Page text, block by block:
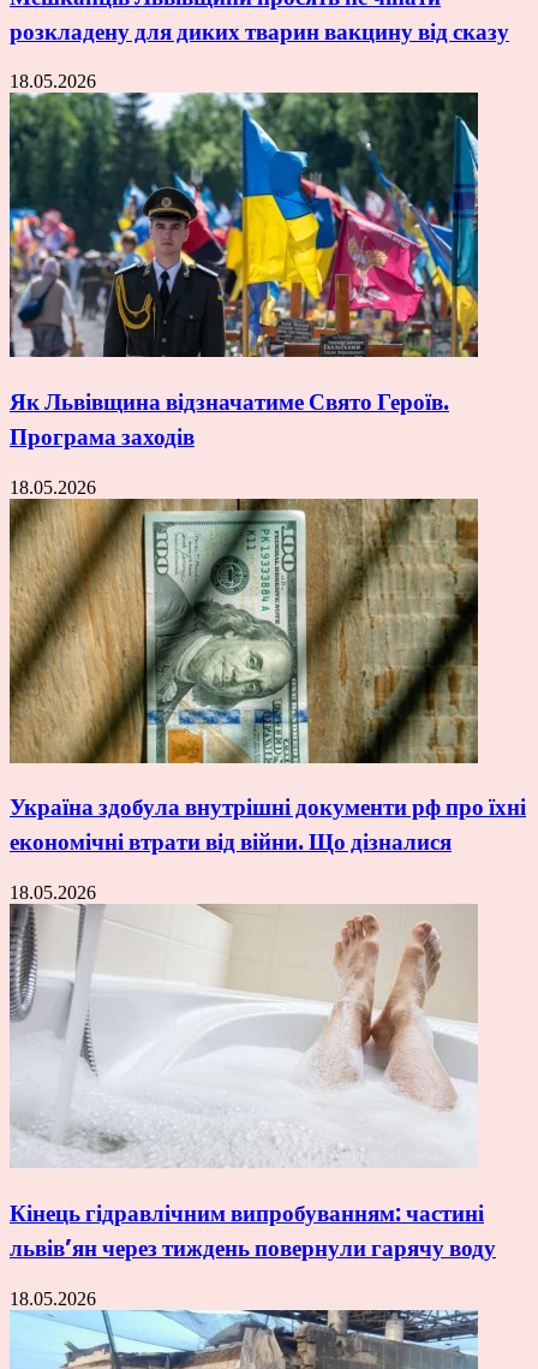
розкладену для диких тварин вакцину від сказу
18.05.2026
Як Львівщина відзначатиме Свято Героїв.
Програма заходів
18.05.2026
Україна здобула внутрішні документи рф про їхні
економічні втрати від війни. Що дізналися
18.05.2026
Кінець гідравлічним випробуванням: частині
львів’ян через тиждень повернули гарячу воду
18.05.2026